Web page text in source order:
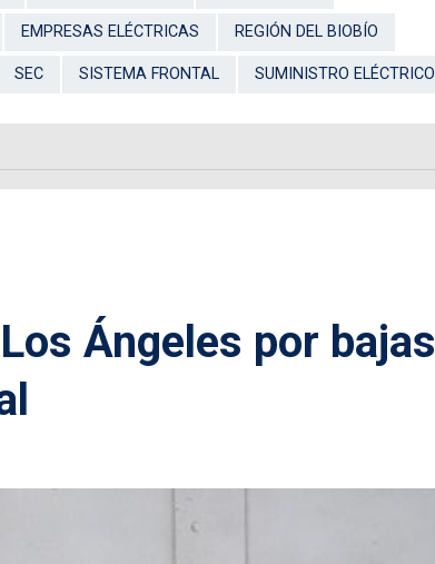
EMPRESAS ELÉCTRICAS REGIÓN DEL BIOBÍO
SEC SISTEMA FRONTAL SUMINISTRO ELÉCTRICO
Ángeles por bajas